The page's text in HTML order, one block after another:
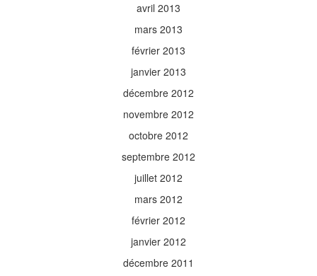
avril 2013
mars 2013
février 2013
janvier 2013
décembre 2012
novembre 2012
octobre 2012
septembre 2012
juillet 2012
mars 2012
février 2012
janvier 2012
décembre 2011